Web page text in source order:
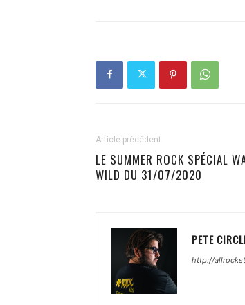
Article précédent
LE SUMMER ROCK SPÉCIAL
WILD DU 31/07/2020
PETE
http://